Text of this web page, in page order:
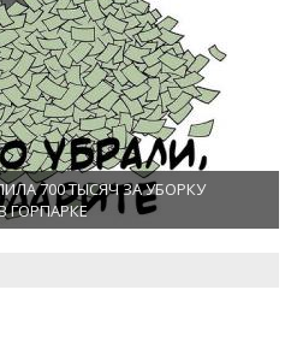
700 ТЫСЯЧ ЗА УБОРКУ
ГОРПАРКЕ